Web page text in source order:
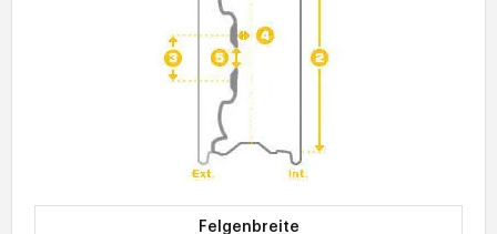
Felgenbreite